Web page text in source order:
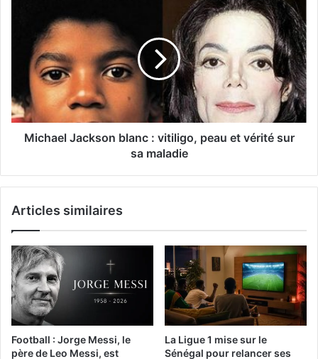
Michael Jackson blanc : vitiligo, peau et vérité sur
sa maladie
Articles similaires
Football : Jorge Messi, le
père de Leo Messi, est
La Ligue 1 mise sur le
Sénégal pour relancer ses